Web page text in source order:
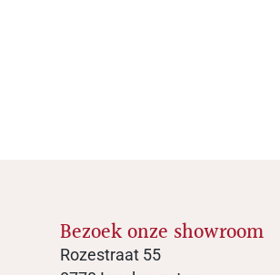
Bezoek onze showroom
Rozestraat 55